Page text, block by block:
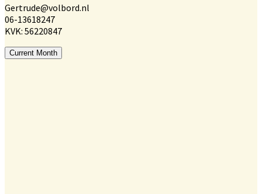
Gertrude@volbord.nl
06-13618247
KVK: 56220847
Current Month